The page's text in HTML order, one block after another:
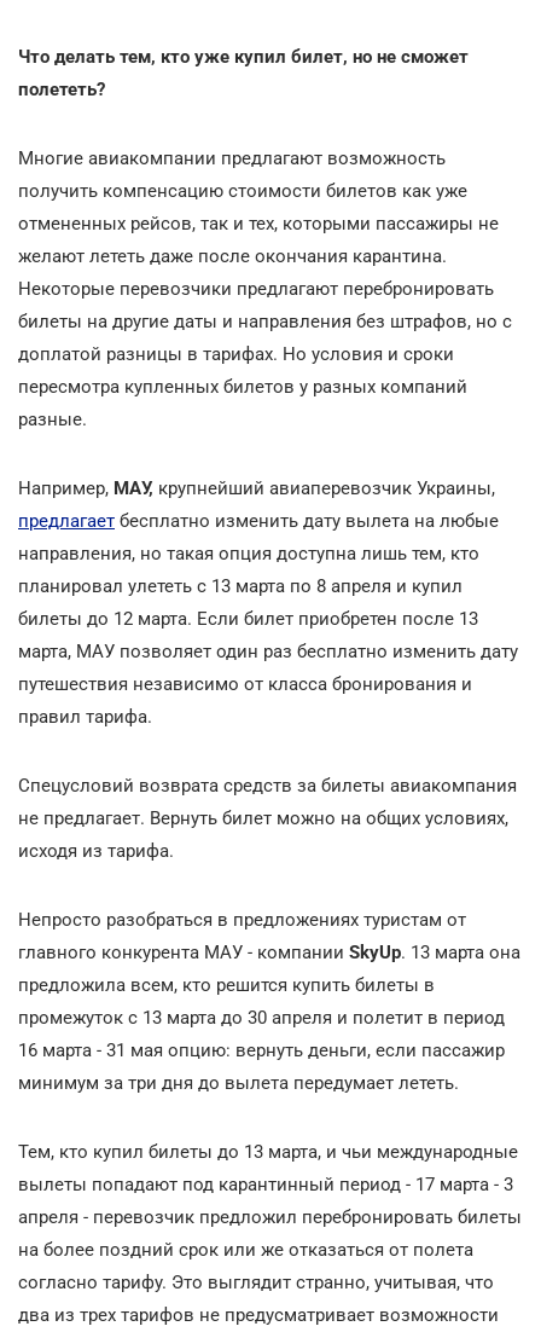
Что делать тем, кто уже купил билет, но не сможет
полететь?
Многие авиакомпании предлагают возможность
получить компенсацию стоимости билетов как уже
отмененных рейсов, так и тех, которыми пассажиры не
желают лететь даже после окончания карантина.
Некоторые перевозчики предлагают перебронировать
билеты на другие даты и направления без штрафов, но с
доплатой разницы в тарифах. Но условия и сроки
пересмотра купленных билетов у разных компаний
разные.
Например, МАУ, крупнейший авиаперевозчик Украины,
предлагает бесплатно изменить дату вылета на любые
направления, но такая опция доступна лишь тем, кто
планировал улететь с 13 марта по 8 апреля и купил
билеты до 12 марта. Если билет приобретен после 13
марта, МАУ позволяет один раз бесплатно изменить дату
путешествия независимо от класса бронирования и
правил тарифа.
Спецусловий возврата средств за билеты авиакомпания
не предлагает. Вернуть билет можно на общих условиях,
исходя из тарифа.
Непросто разобраться в предложениях туристам от
главного конкурента МАУ - компании SkyUp. 13 марта она
предложила всем, кто решится купить билеты в
промежуток с 13 марта до 30 апреля и полетит в период
16 марта - 31 мая опцию: вернуть деньги, если пассажир
минимум за три дня до вылета передумает лететь.
Тем, кто купил билеты до 13 марта, и чьи международные
вылеты попадают под карантинный период - 17 марта - 3
апреля - перевозчик предложил перебронировать билеты
на более поздний срок или же отказаться от полета
согласно тарифу. Это выглядит странно, учитывая, что
два из трех тарифов не предусматривает возможности